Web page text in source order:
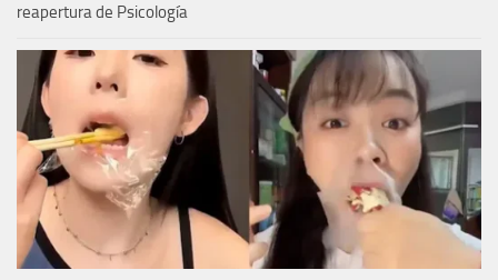
reapertura de Psicología